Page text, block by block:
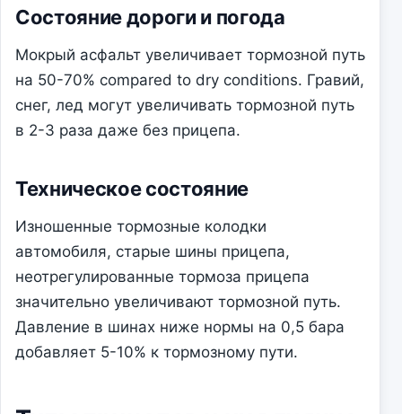
Состояние дороги и погода
Мокрый асфальт увеличивает тормозной путь
на 50-70% compared to dry conditions. Гравий,
снег, лед могут увеличивать тормозной путь
в 2-3 раза даже без прицепа.
Техническое состояние
Изношенные тормозные колодки
автомобиля, старые шины прицепа,
неотрегулированные тормоза прицепа
значительно увеличивают тормозной путь.
Давление в шинах ниже нормы на 0,5 бара
добавляет 5-10% к тормозному пути.